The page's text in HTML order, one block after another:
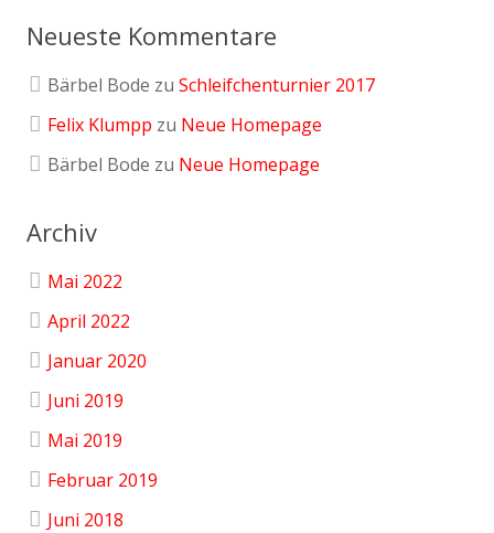
Neueste Kommentare
Bärbel Bode zuSchleifchenturnier 2017
Felix Klumpp zu Neue Homepage
Bärbel Bode zu Neue Homepage
Archiv
Mai 2022
April 2022
Januar 2020
Juni 2019
Mai 2019
Februar 2019
Juni 2018